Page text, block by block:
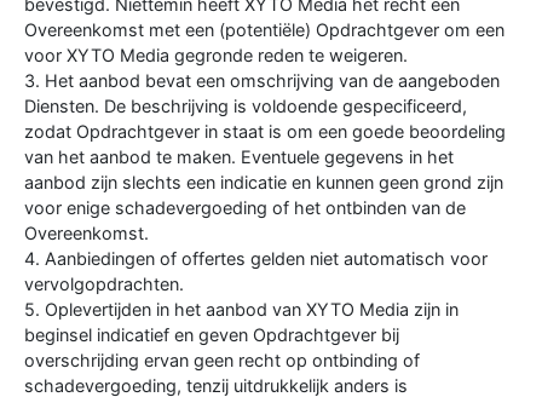
Overeenkomst met een (potentiële) Opdrachtgever om een
voor XYTO Media gegronde reden te weigeren.
3. Het aanbod bevat een omschrijving van de aangeboden
Diensten. De beschrijving is voldoende gespecificeerd,
zodat Opdrachtgever in staat is om een goede beoordeling
van het aanbod te maken. Eventuele gegevens in het
aanbod zijn slechts een indicatie en kunnen geen grond zijn
voor enige schadevergoeding of het ontbinden van de
Overeenkomst.
4. Aanbiedingen of offertes gelden niet automatisch voor
vervolgopdrachten.
5. Oplevertijden in het aanbod van XYTO Media zijn in
beginsel indicatief en geven Opdrachtgever bij
overschrijding ervan geen recht op ontbinding of
schadevergoeding, tenzij uitdrukkelijk anders is